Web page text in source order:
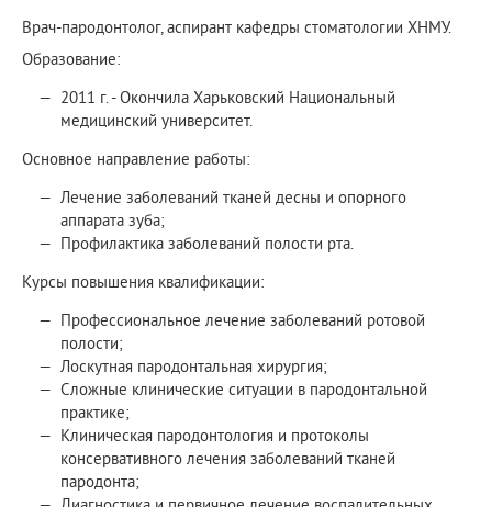
Врач-пародонтолог, аспирант кафедры стоматологии ХНМУ.
Образование:
2011 г. - Окончила Харьковский Национальный
медицинский университет.
Основное направление работы:
Лечение заболеваний тканей десны и опорного
аппарата зуба;
Профилактика заболеваний полости рта.
Курсы повышения квалификации:
Профессиональное лечение заболеваний ротовой
полости;
Лоскутная пародонтальная хирургия;
Сложные клинические ситуации в пародонтальной
практике;
Клиническая пародонтология и протоколы
консервативного лечения заболеваний тканей
пародонта;